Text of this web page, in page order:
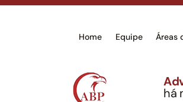
Home Equipe Áreas
há